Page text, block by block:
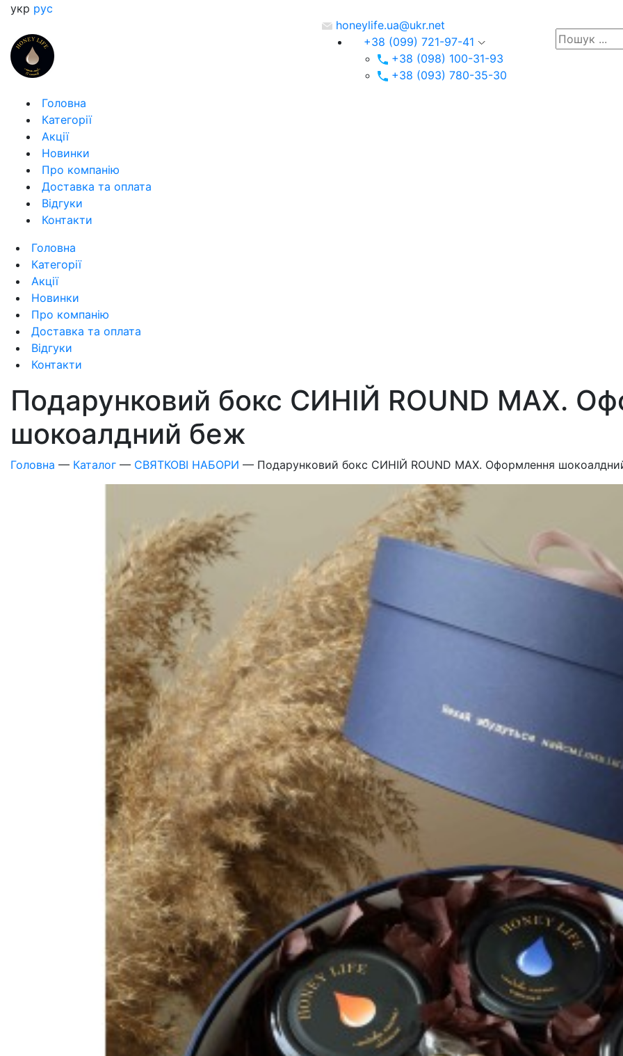
укр рус
honeylife.ua@ukr.net
+38 (099) 721-97-41
+38 (098) 100-31-93
+38 (093) 780-35-30
Головна
Категорії
Акції
Новинки
Про компанію
Доставка та оплата
Відгуки
Контакти
Головна
Категорії
Акції
Новинки
Про компанію
Доставка та оплата
Відгуки
Контакти
Подарунковий бокс СИНІЙ ROUND MAX.
шокоалдний беж
Головна — Каталог — СВЯТКОВІ НАБОРИ — Подарунковий бокс СИНІЙ ROUND MAX. Оформлення